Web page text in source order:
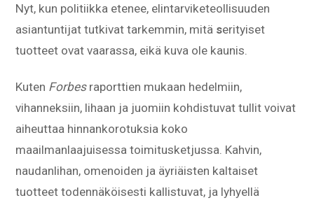
Nyt, kun politiikka etenee, elintarviketeollisuuden
asiantuntijat tutkivat tarkemmin, mitä serityiset
tuotteet ovat vaarassa, eikä kuva ole kaunis.
Kuten Forbesraporttien mukaan hedelmiin,
vihanneksiin, lihaan ja juomiin kohdistuvat tullit voivat
aiheuttaa hinnankorotuksia koko
maailmanlaajuisessa toimitusketjussa. Kahvin,
naudanlihan, omenoiden ja äyriäisten kaltaiset
tuotteet todennäköisesti kallistuvat, ja lyhyellä